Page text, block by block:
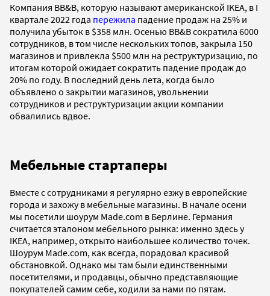
Компания BB&B, которую называют американской IKEA, в I
квартале 2022 года пережила падение продаж на 25% и
получила убыток в $358 млн. Осенью BB&B сократила 6000
сотрудников, в том числе нескольких топов, закрыла 150
магазинов и привлекла $500 млн на реструктуризацию, по
итогам которой ожидает сократить падение продаж до
20% по году. В последний день лета, когда было
объявлено о закрытии магазинов, увольнении
сотрудников и реструктуризации акции компании
обвалились вдвое.
Мебельные стартаперы
Вместе с сотрудниками я регулярно езжу в европейские
города и захожу в мебельные магазины. В начале осени
мы посетили шоурум Made.com в Берлине. Германия
считается эталоном мебельного рынка: именно здесь у
IKEA, например, открыто наибольшее количество точек.
Шоурум Made.com, как всегда, порадовал красивой
обстановкой. Однако мы там были единственными
посетителями, и продавцы, обычно представляющие
покупателей самим себе, ходили за нами по пятам.